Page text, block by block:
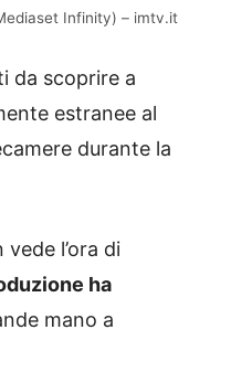
Infinity) – imtv.it
da scoprire a
estranee al
durante la
l’ora di
ha
mano a